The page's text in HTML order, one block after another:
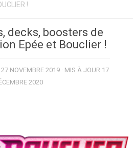
!
decks, boosters de
Epée et Bouclier !
27 NOVEMBRE 2019· MIS À JOUR 17
2020